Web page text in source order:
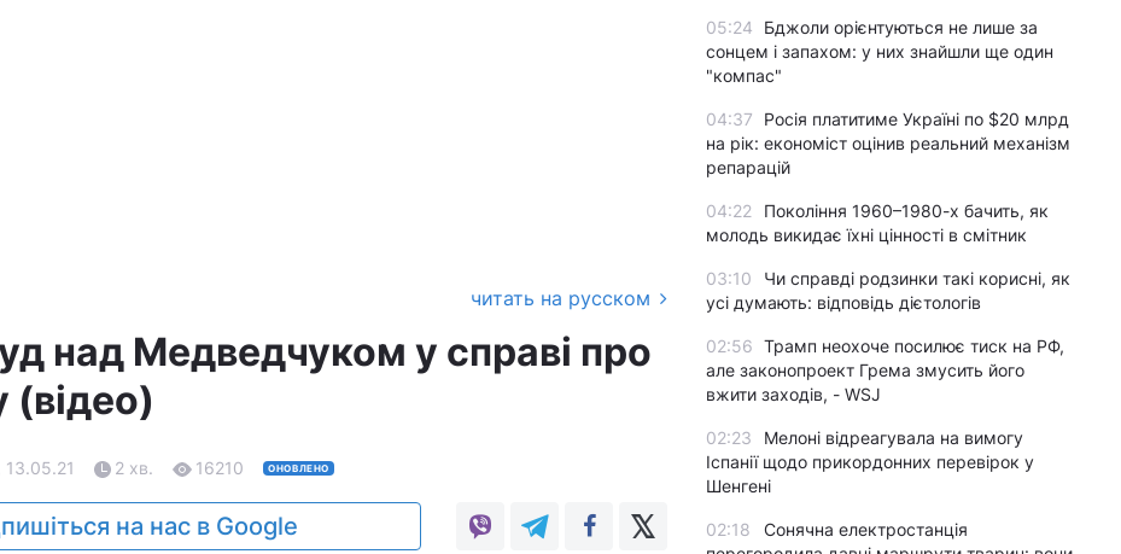
читать на русском
над Медведчуком у справі про
13.05.21 2 хв. 16210 ОНОВЛЕНО
на нас в Google
05:24
Бджоли орієнтуються не лише за
сонцем і запахом: у них знайшли ще один
"компас"
04:37
Росія платитиме Україні по $20 млрд
на рік: економіст оцінив реальний механізм
репарацій
04:22
Покоління 1960–1980-х бачить, як
молодь викидає їхні цінності в смітник
03:10
Чи справді родзинки такі корисні, як
усі думають: відповідь дієтологів
02:56 Трамп неохоче посилює тиск на РФ,
але законопроект Грема змусить його
вжити заходів, - WSJ
02:23
Мелоні відреагувала на вимогу
Іспанії щодо прикордонних перевірок у
Шенгені
02:18
Сонячна електростанція